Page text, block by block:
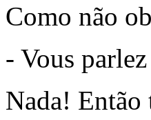
Como não
- Vous
Nada! Então